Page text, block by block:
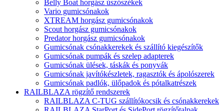
Belly Boat horgász úszószékek
Vario gumicsónakok
XTREAM horgász gumicsónakok
Scout horgász gumicsónakok
Predator horgász gumicsónakok
Gumicsónak csónakkerekek és szállító kiegészítők
Gumicsónak pumpák és szelep adapterek
Gumicsónak ülések, táskák és ponyvák
Gumicsónak javítókészletek, ragasztók és ápolószerek
Gumicsónak padlók, ülőpadok és pótalkatrészek
RAILBLAZA rögzítő rendszerek
RAILBLAZA C-TUG szállítókocsik és csónakkerekek